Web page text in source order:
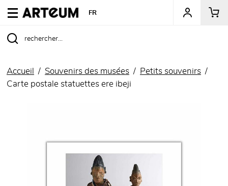
ARTEUM, la référence des boutiques de musées
FR
Accueil Souvenirs des musées
Petits souvenirs
Carte postale statuettes ere ibeji